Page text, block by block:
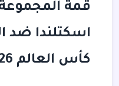
قمة المجموعة
اسكتلندا ضد
كأس العالم 2026